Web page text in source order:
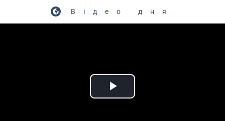
Відео дня
Play Video